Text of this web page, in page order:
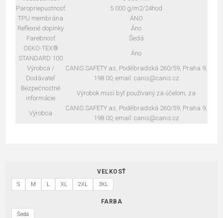
Paropriepustnosť
5 000 g/m2/24hod
TPU membrána
ÁNO
Reflexné doplnky
Áno
Farebnosť
Šedá
OEKO-TEX®
STANDARD 100
Áno
Výrobca /
Dodávateľ
CANIS SAFETY as, Poděbradská 260/59, Praha 9,
198 00, email: canis@canis.cz
Bezpečnostné
informácie
Výrobok musí byť používaný za účelom, za
Výrobca
CANIS SAFETY as, Poděbradská 260/59, Praha 9,
198 00, email: canis@canis.cz
VEĽKOSŤ
S M L XL 2XL 3XL
FARBA
Šedá